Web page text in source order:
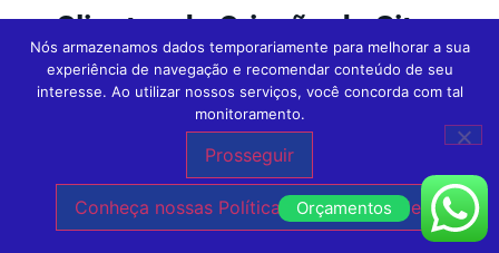
Clientes de Criação de Sites
Profissionais e Loja Virtual em
Todo o Brasil da Agência Expert
Digital
Criação de Sites em São
Orçamentos
Nós armazenamos dados temporariamente para melhorar a sua
experiência de navegação e recomendar conteúdo de seu
interesse. Ao utilizar nossos serviços, você concorda com tal
monitoramento.
Prosseguir
Conheça nossas Políticas de Privacidade.